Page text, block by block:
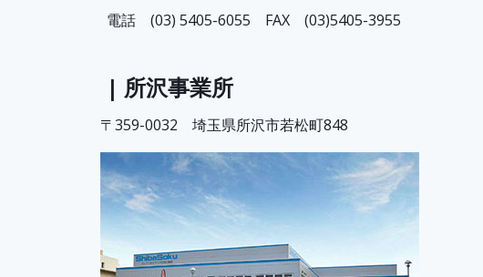
電話 (03) 5405-6055 FAX (03)5405-3955
| 所沢事業所
〒359-0032 埼玉県所沢市若松町848